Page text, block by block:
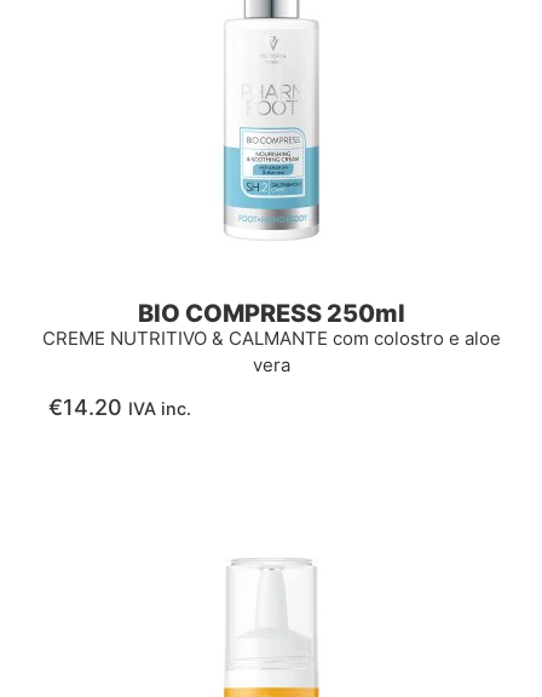
BIO COMPRESS 250ml
CREME NUTRITIVO & CALMANTE com colostro e aloe
vera
€14.20 IVA inc.